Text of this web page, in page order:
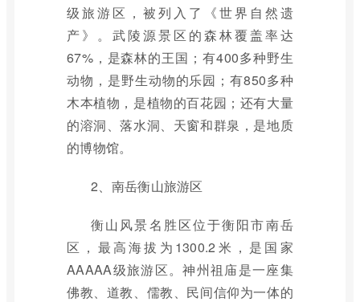
级旅游区，被列入了《世界自然遗
产》。武陵源景区的森林覆盖率达
67%，是森林的王国；有400多种野生
动物，是野生动物的乐园；有850多种
木本植物，是植物的百花园；还有大量
的溶洞、落水洞、天窗和群泉，是地质
的博物馆。
2、南岳衡山旅游区
衡山风景名胜区位于衡阳市南岳
区，最高海拔为1300.2米，是国家
AAAAA级旅游区。神州祖庙是一座集
佛教、道教、儒教、民间信仰为一体的